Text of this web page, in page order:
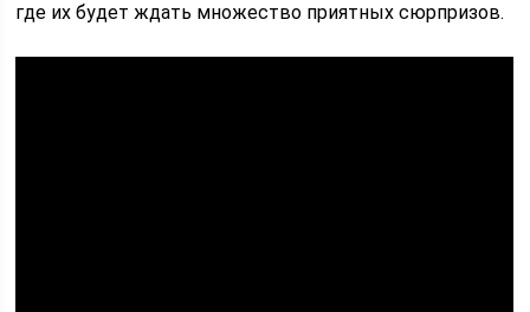
где их будет ждать множество приятных сюрпризов.